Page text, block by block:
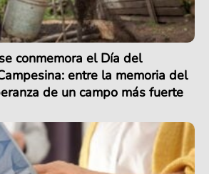
conmemora el Día del
entre la memoria del
de un campo más fuerte